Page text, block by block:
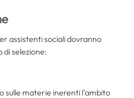
assistenti sociali dovranno
di selezione:
sulle materie inerenti l’ambito